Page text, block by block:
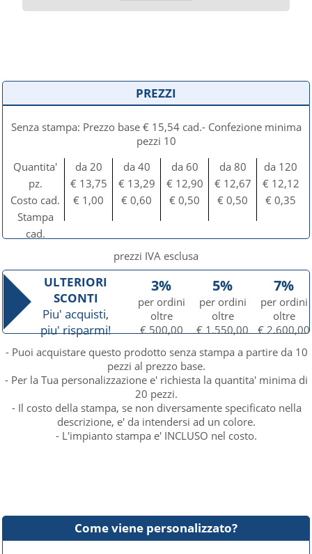
PREZZI
Senza stampa: Prezzo base € 15,54 cad.- Confezione minima
pezzi 10
Quantita'
pz.
Costo cad.
Stampa
cad.
da 20
€ 13,75
€ 1,00
da 40
€ 13,29
€ 0,60
da 60
€ 12,90
€ 0,50
da 80
€ 12,67
€ 0,50
da 120
€ 12,12
€ 0,35
prezzi IVA esclusa
ULTERIORI
SCONTI
Piu' acquisti,
piu' risparmi!
3%
per ordini
oltre
€ 500,00
5%
per ordini
oltre
€ 1.550,00
7%
per ordini
oltre
€ 2.600,00
- Puoi acquistare questo prodotto senza stampa a partire da 10
pezzi al prezzo base.
- Per la Tua personalizzazione e' richiesta la quantita' minima di
20 pezzi.
- Il costo della stampa, se non diversamente specificato nella
descrizione, e' da intendersi ad un colore.
- L'impianto stampa e' INCLUSO nel costo.
Come viene personalizzato?